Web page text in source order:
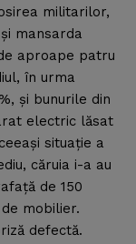
militarilor,
mansarda
aproape patru
în urma
şi bunurile din
electric lăsat
situaţie a
căruia i-a au
de 150
mobilier.
defectă.